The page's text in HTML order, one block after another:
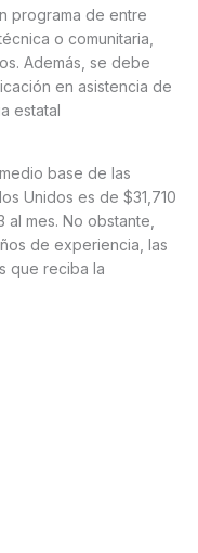
programa de entre
o comunitaria,
Además, se debe
en asistencia de
estatal
base de las
Unidos es de $31,710
mes. No obstante,
de experiencia, las
que reciba la